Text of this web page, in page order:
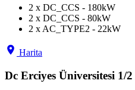
2 x DC_CCS - 180kW
2 x DC_CCS - 80kW
2 x AC_TYPE2 - 22kW
Harita
Dc Erciyes Üniversitesi 1/